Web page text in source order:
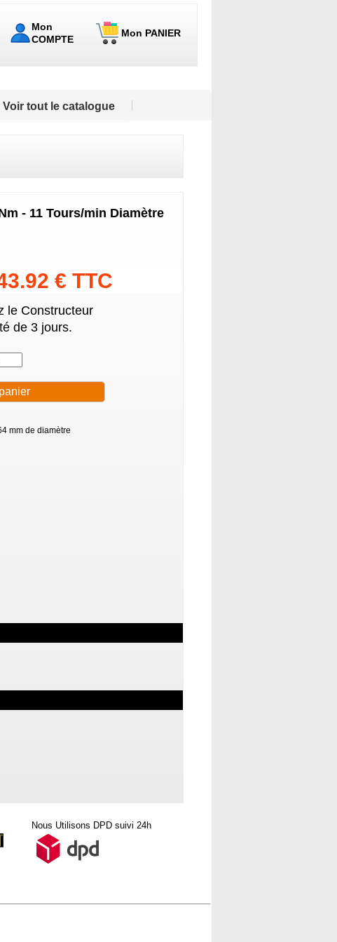
Mon
COMPTE
Mon PANIER
Voir tout le catalogue
- 11 Tours/min Diamètre
€ TTC
le Constructeur
de 3 jours.
mm de diamètre
Nous Utilisons DPD suivi 24h